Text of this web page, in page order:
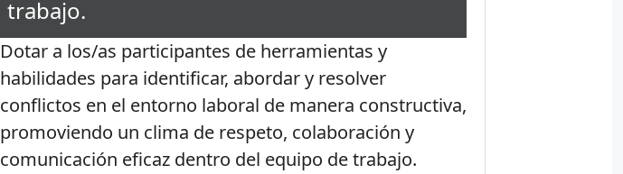
trabajo.
Dotar a los/as participantes de herramientas y
habilidades para identificar, abordar y resolver
conflictos en el entorno laboral de manera constructiva,
promoviendo un clima de respeto, colaboración y
comunicación eficaz dentro del equipo de trabajo.